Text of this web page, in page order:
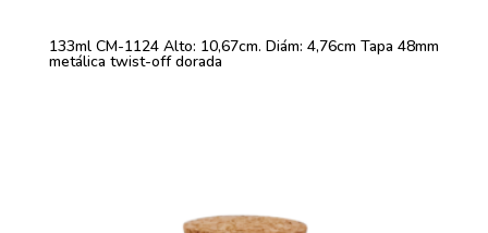
133ml CM-1124 Alto: 10,67cm. Diám: 4,76cm Tapa 48mm
metálica twist-off dorada